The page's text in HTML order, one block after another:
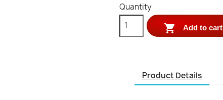
Quantity
 Add to cart
Product Details